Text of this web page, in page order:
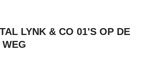
LYNK & CO 01'S OP DE
WEG